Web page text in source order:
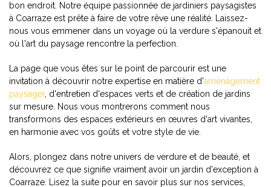
bon endroit. Notre équipe passionnée de jardiniers paysagistes
à Coarraze est prête à faire de votre rêve une réalité. Laissez-
nous vous emmener dans un voyage où la verdure s'épanouit et
où l'art du paysage rencontre la perfection.
La page que vous êtes sur le point de parcourir est une
invitation à découvrir notre expertise en matière d'aménagement
paysager, d'entretien d'espaces verts et de création de jardins
sur mesure. Nous vous montrerons comment nous
transformons des espaces extérieurs en œuvres d'art vivantes,
en harmonie avec vos goûts et votre style de vie.
Alors, plongez dans notre univers de verdure et de beauté, et
découvrez ce que signifie vraiment avoir un jardin d'exception à
Coarraze. Lisez la suite pour en savoir plus sur nos services,